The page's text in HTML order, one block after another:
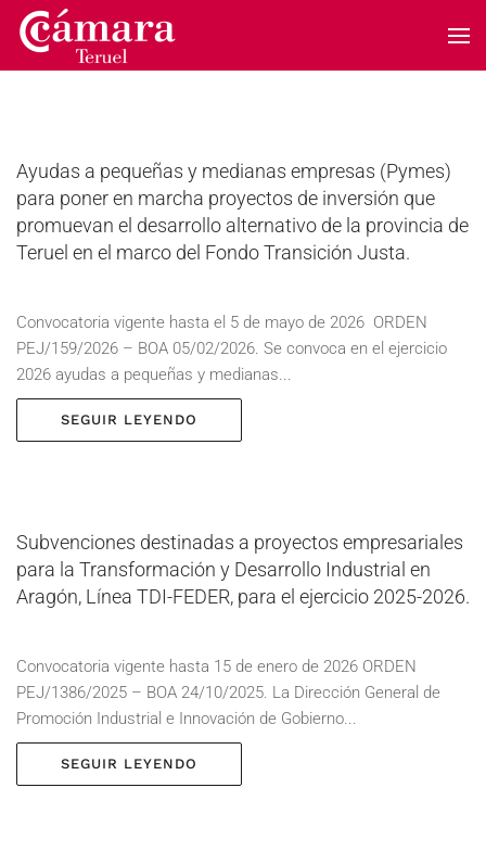
Skip to main content
Ayudas a pequeñas y medianas empresas (Pymes)
para poner en marcha proyectos de inversión que
promuevan el desarrollo alternativo de la provincia de
Teruel en el marco del Fondo Transición Justa.
Convocatoria vigente hasta el 5 de mayo de 2026 ORDEN
PEJ/159/2026 – BOA 05/02/2026. Se convoca en el ejercicio
2026 ayudas a pequeñas y medianas...
SEGUIR LEYENDO
Subvenciones destinadas a proyectos empresariales
para la Transformación y Desarrollo Industrial en
Aragón, Línea TDI-FEDER, para el ejercicio 2025-2026.
Convocatoria vigente hasta 15 de enero de 2026 ORDEN
PEJ/1386/2025 – BOA 24/10/2025. La Dirección General de
Promoción Industrial e Innovación de Gobierno...
SEGUIR LEYENDO